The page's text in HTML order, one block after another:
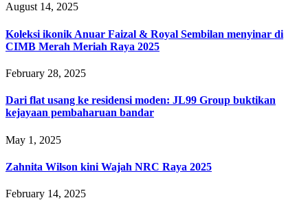
August 14, 2025
Koleksi ikonik Anuar Faizal & Royal Sembilan menyinar di
CIMB Merah Meriah Raya 2025
February 28, 2025
Dari flat usang ke residensi moden: JL99 Group buktikan
kejayaan pembaharuan bandar
May 1, 2025
Zahnita Wilson kini Wajah NRC Raya 2025
February 14, 2025